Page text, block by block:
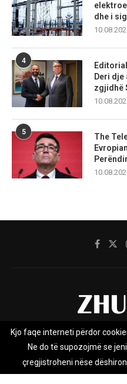
dhe i
4
Deri dje
zgjidhë
5
The
Rreth nesh
Zhurnal.mk është Agjenci e
Kjo faqe interneti përdor
Ne do të supozojmë se
çregjistroheni nëse